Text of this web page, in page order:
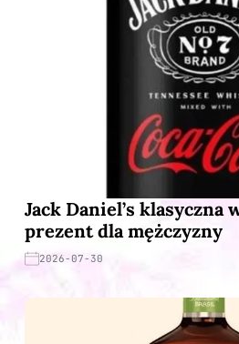
Jack Daniel’s
prezent dla mężczyzny
2026-07-30